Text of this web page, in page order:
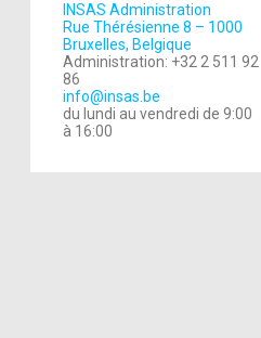
INSAS Administration
Rue Thérésienne 8 – 1000
Bruxelles, Belgique
Administration: +32 2 511 92
86
info@insas.be
du lundi au vendredi de 9:00
à 16:00